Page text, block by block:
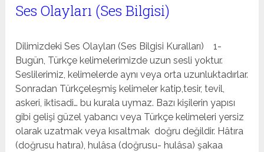
Ses Olayları (Ses Bilgisi)
Dilimizdeki Ses Olayları (Ses Bilgisi Kuralları) 1-
Bugün, Türkçe kelimelerimizde uzun sesli yoktur.
Seslilerimiz, kelimelerde aynı veya orta uzunluktadırlar.
Sonradan Türkçeleşmiş kelimeler katip,tesir, tevil,
askeri, iktisadi… bu kurala uymaz. Bazı kişilerin yapısı
gibi gelişi güzel yabancı veya Türkçe kelimeleri yersiz
olarak uzatmak veya kısaltmak doğru değildir. Hâtıra
(doğrusu hatıra), hulâsa (doğrusu- hulâsa) şakaa